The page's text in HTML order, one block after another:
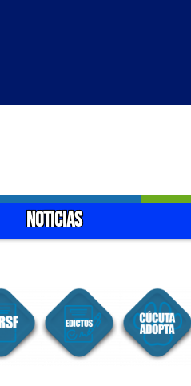
NOTICIAS